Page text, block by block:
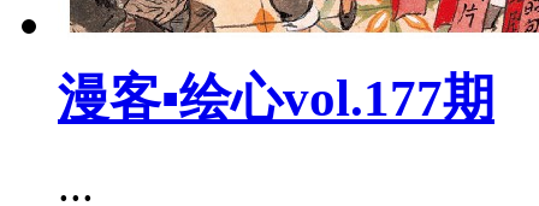
漫客▪绘心vol.177期
...